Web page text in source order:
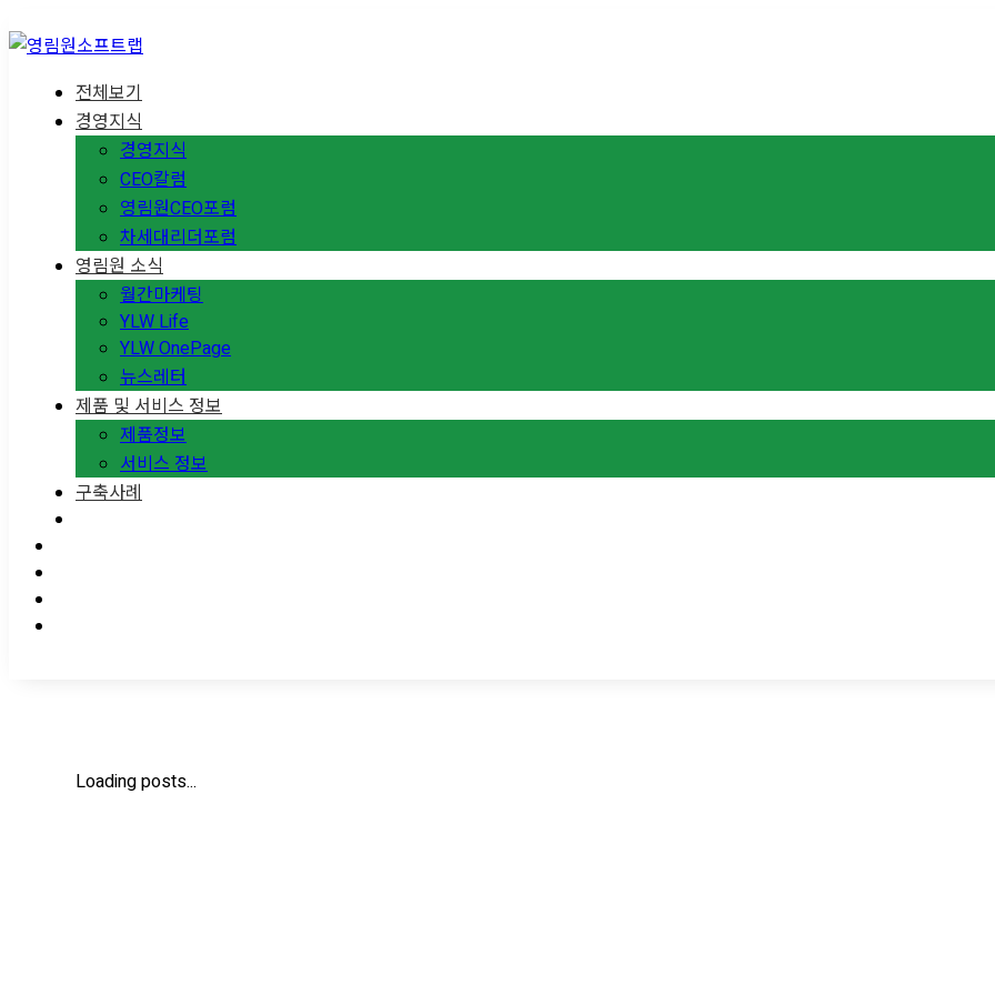
전체보기
경영지식
경영지식
CEO칼럼
영림원CEO포럼
차세대리더포럼
영림원 소식
월간마케팅
YLW Life
YLW OnePage
뉴스레터
제품 및 서비스 정보
제품정보
서비스 정보
구축사례
Loading posts...